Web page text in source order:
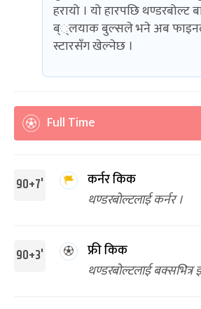
हरायो । यो हारपछि थण्डरबोल्ट
ब््लयाक बुल्सले भने अब फाइनल
स्टारसँग खेल्नेछ ।
Full Time
90+7'
कर्नर किक
थण्डरबोल्टलाई कर्नर ।
90+3'
फ्री किक
थण्डरबोल्टलाई बक्सभित्र